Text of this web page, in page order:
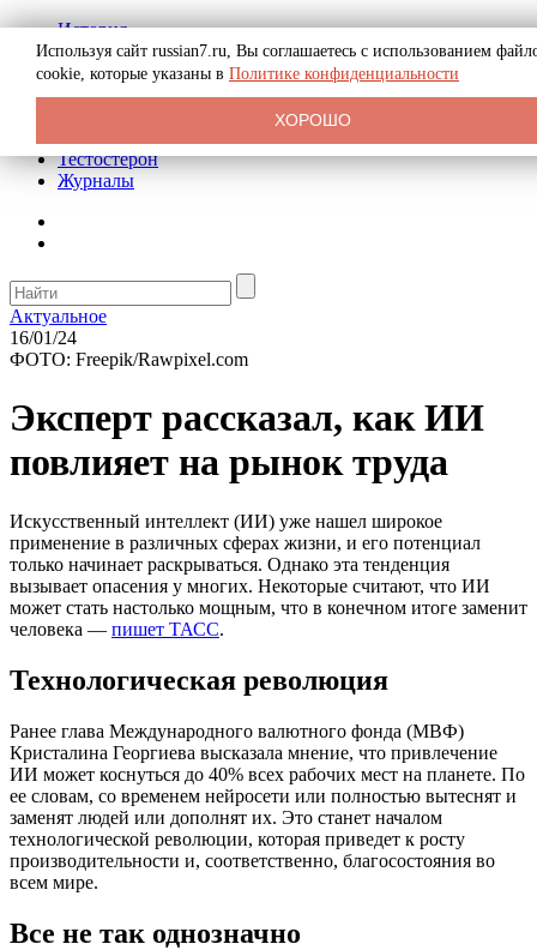
История
Биография
Криминал
Реклама на сайте
Тестостерон
Журналы
Актуальное
16/01/24
ФОТО: Freepik/Rawpixel.com
Эксперт рассказал, как ИИ
повлияет на рынок труда
Искусственный интеллект (ИИ) уже нашел широкое
применение в различных сферах жизни, и его потенциал
только начинает раскрываться. Однако эта тенденция
вызывает опасения у многих. Некоторые считают, что ИИ
может стать настолько мощным, что в конечном итоге заменит
человека — пишет ТАСС.
Технологическая революция
Ранее глава Международного валютного фонда (МВФ)
Кристалина Георгиева высказала мнение, что привлечение
ИИ может коснуться до 40% всех рабочих мест на планете. По
ее словам, со временем нейросети или полностью вытеснят и
заменят людей или дополнят их. Это станет началом
технологической революции, которая приведет к росту
производительности и, соответственно, благосостояния во
всем мире.
Все не так однозначно
Используя сайт russian7.ru, Вы соглашаетесь с использованием
cookie, которые указаны в Политике конфиденциальности
ХОРОШО